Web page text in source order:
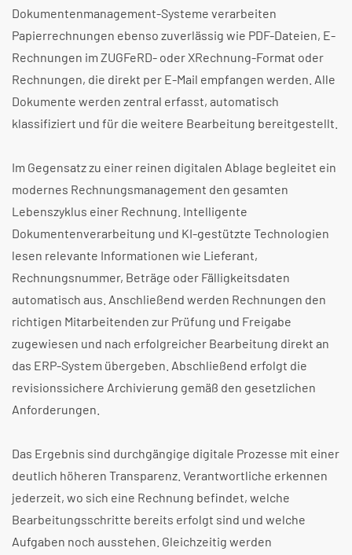
Dokumentenmanagement-Systeme verarbeiten
Papierrechnungen ebenso zuverlässig wie PDF-Dateien, E-
Rechnungen im ZUGFeRD- oder XRechnung-Format oder
Rechnungen, die direkt per E-Mail empfangen werden. Alle
Dokumente werden zentral erfasst, automatisch
klassifiziert und für die weitere Bearbeitung bereitgestellt.
Im Gegensatz zu einer reinen digitalen Ablage begleitet ein
modernes Rechnungsmanagement den gesamten
Lebenszyklus einer Rechnung. Intelligente
Dokumentenverarbeitung und KI-gestützte Technologien
lesen relevante Informationen wie Lieferant,
Rechnungsnummer, Beträge oder Fälligkeitsdaten
automatisch aus. Anschließend werden Rechnungen den
richtigen Mitarbeitenden zur Prüfung und Freigabe
zugewiesen und nach erfolgreicher Bearbeitung direkt an
das ERP-System übergeben. Abschließend erfolgt die
revisionssichere Archivierung gemäß den gesetzlichen
Anforderungen.
Das Ergebnis sind durchgängige digitale Prozesse mit einer
deutlich höheren Transparenz. Verantwortliche erkennen
jederzeit, wo sich eine Rechnung befindet, welche
Bearbeitungsschritte bereits erfolgt sind und welche
Aufgaben noch ausstehen. Gleichzeitig werden